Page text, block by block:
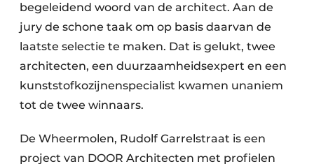
begeleidend woord van de architect. Aan de
jury de schone taak om op basis daarvan de
laatste selectie te maken. Dat is gelukt, twee
architecten, een duurzaamheidsexpert en een
kunststofkozijnenspecialist kwamen unaniem
tot de twee winnaars.
De Wheermolen, Rudolf Garrelstraat is een
project van DOOR Architecten met profielen